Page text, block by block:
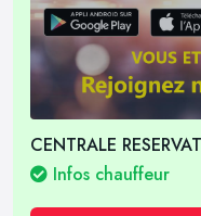
CENTRALE
Infos chauffeur